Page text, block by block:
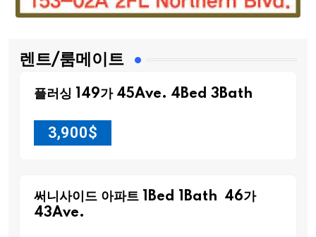
렌트/룸메이트
플러싱 149가 45Ave. 4Bed 3Bath
3,900$
써니사이드 아파트 1Bed 1Bath 46가
43Ave.